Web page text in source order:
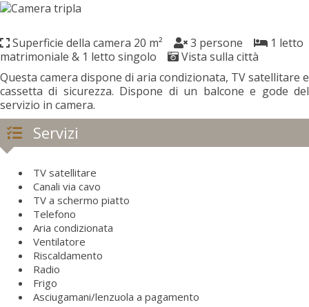
Superficie della camera 20 m² 3 persone
1 letto
matrimoniale & 1 letto singolo
Vista sulla città
Questa camera dispone di aria condizionata, TV satellitare e
cassetta di sicurezza. Dispone di un balcone e gode del
servizio in camera.
Servizi
TV satellitare
Canali via cavo
TV a schermo piatto
Telefono
Aria condizionata
Ventilatore
Riscaldamento
Radio
Frigo
Asciugamani/lenzuola a pagamento